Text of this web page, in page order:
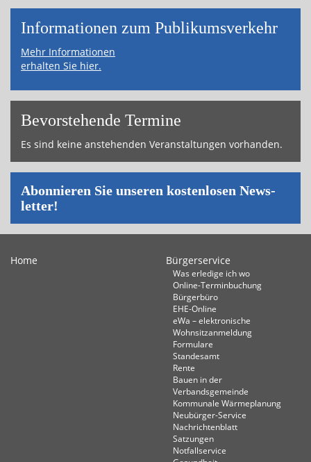
Informa­tionen zum Publikums­­verkehr
Mehr Informationen
erhalten Sie hier.
Bevor­ste­hende Ter­mi­ne
Es sind keine an­ste­hen­den Ver­an­stal­tun­gen vor­han­den.
Abon­nie­ren Sie un­se­ren kos­ten­lo­sen News­
let­ter!
Home Bürgerservice
Was erledige ich wo
Online-Terminbuchung
Bürgerbüro
EHE-Online
eWa – elektronische
Wohnsitzanmeldung
Formulare
Standesamt
Rente
Bauen in der
Verbandsgemeinde
Kommunale Wärmeplanung
Neubürger-Service
Nachrichtenblatt
Satzungen
Notfallservice